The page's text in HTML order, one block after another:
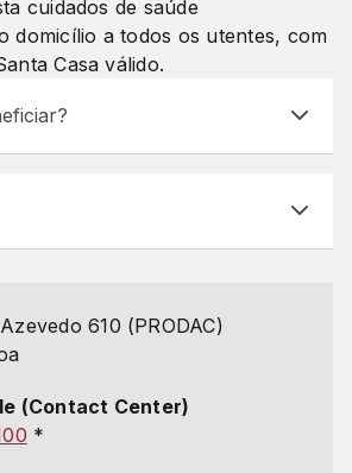
cuidados de saúde
domicílio a todos os utentes, com
Casa válido.
610 (PRODAC)
(Contact Center)
*